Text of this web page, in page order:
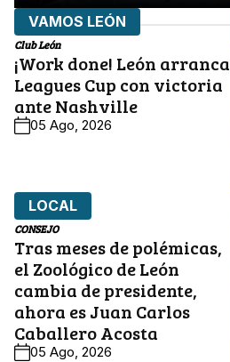
VAMOS LEÓN
Club León
¡Work done! León arranca
Leagues Cup con victoria
ante Nashville
05 Ago, 2026
LOCAL
CONSEJO
Tras meses de polémicas,
el Zoológico de León
cambia de presidente,
ahora es Juan Carlos
Caballero Acosta
05 Ago, 2026